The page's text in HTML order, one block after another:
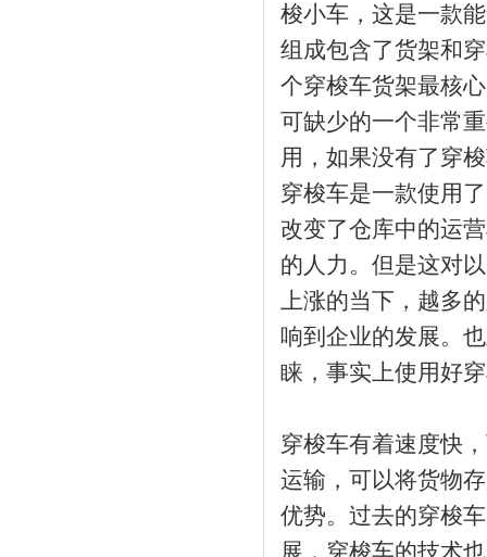
梭小车，这是一款
组成包含了货架和
个穿梭车货架最核
可缺少的一个非常
用，如果没有了穿
穿梭车是一款使用
改变了仓库中的运
的人力。但是这对
上涨的当下，越多
响到企业的发展。
睐，事实上使用好
穿梭车有着速度快
运输，可以将货物
优势。过去的穿梭
展，穿梭车的技术